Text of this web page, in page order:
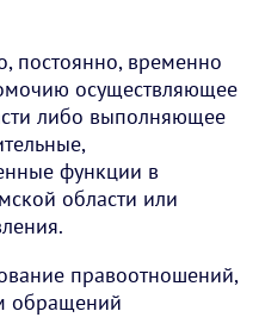
постоянно, временно
осуществляющее
либо выполняющее
функции в
области или
правоотношений,
обращений